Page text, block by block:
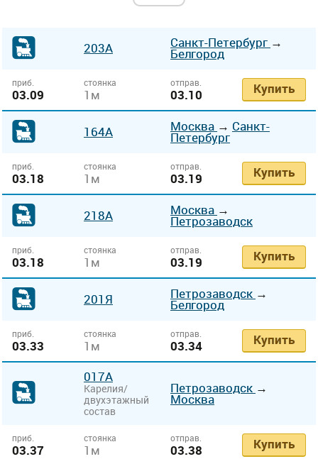
203А Санкт-Петербург →
Белгород
приб.
03.09
стоянка
1м
отправ.
03.10 Купить
164А Москва → Санкт-
Петербург
приб.
03.18
стоянка
1м
отправ.
03.19 Купить
218А Москва →
Петрозаводск
приб.
03.18
стоянка
1м
отправ.
03.19 Купить
201Я Петрозаводск →
Белгород
приб.
03.33
стоянка
1м
отправ.
03.34 Купить
017А
Карелия/
двухэтажный
состав
Петрозаводск →
Москва
приб.
03.37
стоянка
1м
отправ.
03.38 Купить